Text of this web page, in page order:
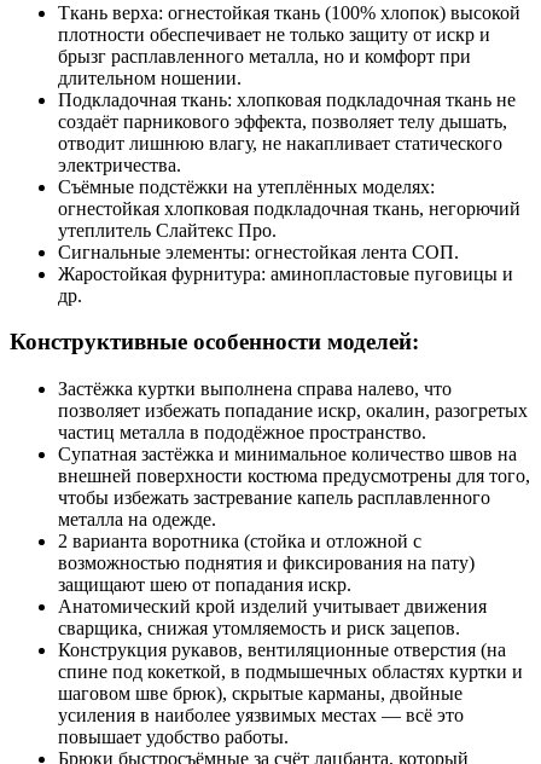
Ткань верха: огнестойкая ткань (100% хлопок) высокой
плотности обеспечивает не только защиту от искр и
брызг расплавленного металла, но и комфорт при
длительном ношении.
Подкладочная ткань: хлопковая подкладочная ткань не
создаёт парникового эффекта, позволяет телу дышать,
отводит лишнюю влагу, не накапливает статического
электричества.
Съёмные подстёжки на утеплённых моделях:
огнестойкая хлопковая подкладочная ткань, негорючий
утеплитель Слайтекс Про.
Сигнальные элементы: огнестойкая лента СОП.
Жаростойкая фурнитура: аминопластовые пуговицы и
др.
Конструктивные особенности моделей:
Застёжка куртки выполнена справа налево, что
позволяет избежать попадание искр, окалин, разогретых
частиц металла в пододёжное пространство.
Супатная застёжка и минимальное количество швов на
внешней поверхности костюма предусмотрены для того,
чтобы избежать застревание капель расплавленного
металла на одежде.
2 варианта воротника (стойка и отложной с
возможностью поднятия и фиксирования на пату)
защищают шею от попадания искр.
Анатомический крой изделий учитывает движения
сварщика, снижая утомляемость и риск зацепов.
Конструкция рукавов, вентиляционные отверстия (на
спине под кокеткой, в подмышечных областях куртки и
шаговом шве брюк), скрытые карманы, двойные
усиления в наиболее уязвимых местах — всё это
повышает удобство работы.
Брюки быстросъёмные за счёт лацбанта, который